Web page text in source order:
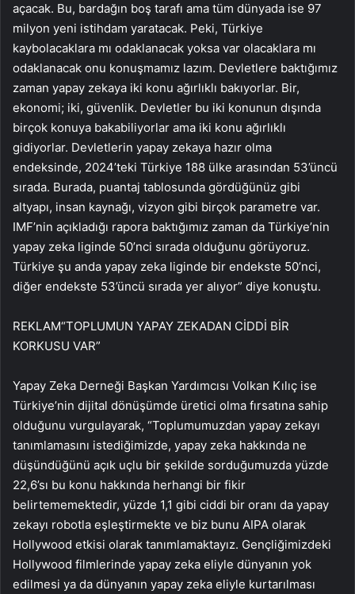
açacak. Bu, bardağın boş tarafı ama tüm dünyada ise 97
milyon yeni istihdam yaratacak. Peki, Türkiye
kaybolacaklara mı odaklanacak yoksa var olacaklara mı
odaklanacak onu konuşmamız lazım. Devletlere baktığımız
zaman yapay zekaya iki konu ağırlıklı bakıyorlar. Bir,
ekonomi; iki, güvenlik. Devletler bu iki konunun dışında
birçok konuya bakabiliyorlar ama iki konu ağırlıklı
gidiyorlar. Devletlerin yapay zekaya hazır olma
endeksinde, 2024’teki Türkiye 188 ülke arasından 53’üncü
sırada. Burada, puantaj tablosunda gördüğünüz gibi
altyapı, insan kaynağı, vizyon gibi birçok parametre var.
IMF’nin açıkladığı rapora baktığımız zaman da Türkiye’nin
yapay zeka liginde 50’nci sırada olduğunu görüyoruz.
Türkiye şu anda yapay zeka liginde bir endekste 50’nci,
diğer endekste 53’üncü sırada yer alıyor” diye konuştu.
REKLAM“TOPLUMUN YAPAY ZEKADAN CİDDİ BİR
KORKUSU VAR”
Yapay Zeka Derneği Başkan Yardımcısı Volkan Kılıç ise
Türkiye’nin dijital dönüşümde üretici olma fırsatına sahip
olduğunu vurgulayarak, “Toplumumuzdan yapay zekayı
tanımlamasını istediğimizde, yapay zeka hakkında ne
düşündüğünü açık uçlu bir şekilde sorduğumuzda yüzde
22,6’sı bu konu hakkında herhangi bir fikir
belirtememektedir, yüzde 1,1 gibi ciddi bir oranı da yapay
zekayı robotla eşleştirmekte ve biz bunu AIPA olarak
Hollywood etkisi olarak tanımlamaktayız. Gençliğimizdeki
Hollywood filmlerinde yapay zeka eliyle dünyanın yok
edilmesi ya da dünyanın yapay zeka eliyle kurtarılması